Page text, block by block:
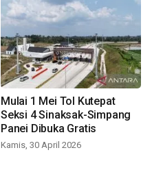
Mulai 1 Mei Tol Kutepat
Seksi 4 Sinaksak-Simpang
Panei Dibuka Gratis
Kamis, 30 April 2026